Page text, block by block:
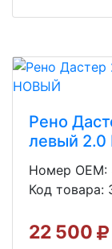
Рено
левый
Номер OEM:
Код товара:
22 500